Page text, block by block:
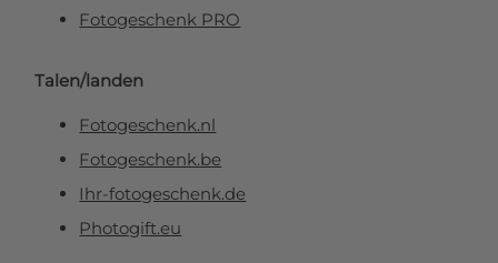
Fotogeschenk PRO
Talen/landen
Fotogeschenk.nl
Fotogeschenk.be
Ihr-fotogeschenk.de
Photogift.eu